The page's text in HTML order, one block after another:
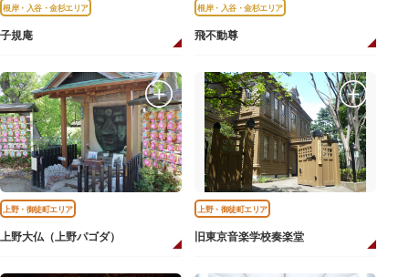
根岸・入谷・金杉エリア
子規庵
根岸・入谷・金杉エリア
飛不動尊
上野・御徒町エリア
上野大仏（上野パゴダ）
上野・御徒町エリア
旧東京音楽学校奏楽堂